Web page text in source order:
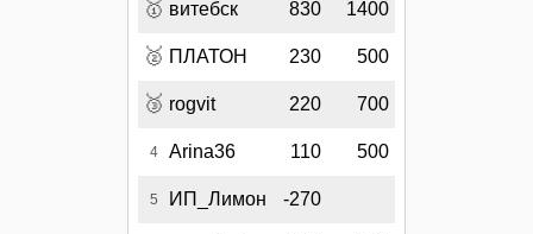
🥇 витебск 830 1400
🥈 ПЛАТОН 230 500
🥉 rogvit 220 700
4 Arina36 110 500
5 ИП_Лимон -270